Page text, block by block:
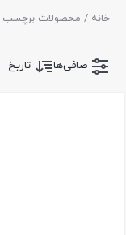
خانه / محصولات برچسب
صافی‌ها تاریخ